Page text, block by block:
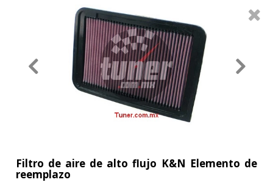
Services
Productos Filtros 0
Filtro de aire de alto flujo K&N Elemento de
reemplazo